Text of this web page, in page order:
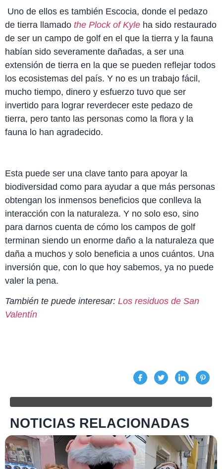
Uno de ellos es también Escocia, donde el pedazo
de tierra llamado the Plock of Kyle ha sido restaurado
de ser un campo de golf en el que la tierra y la fauna
habían sido severamente dañadas, a ser una
extensión de tierra en la que se pueden reflejar todos
los ecosistemas del país. Y no es un trabajo fácil,
mucho tiempo, dinero y esfuerzo tuvo que ser
invertido para lograr reverdecer este pedazo de
tierra, pero tanto las personas como la flora y la
fauna lo han agradecido.
Esta puede ser una clave tanto para apoyar la
biodiversidad como para ayudar a que más personas
obtengan los inmensos beneficios que conlleva la
interacción con la naturaleza. Y no solo eso, sino
para darnos cuenta de cómo los campos de golf
terminan siendo un enorme daño a la naturaleza que
daña a muchos y solo beneficia a unos cuántos. Una
inversión que, con lo que hoy sabemos, ya no puede
valer la pena.
También te puede interesar: Los residuos de San
Valentín
NOTICIAS RELACIONADAS